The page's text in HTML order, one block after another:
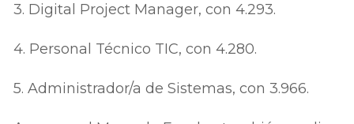
3. Digital Project Manager, con 4.293.
4. Personal Técnico TIC, con 4.280.
5. Administrador/a de Sistemas, con 3.966.